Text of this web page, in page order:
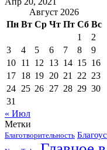
Август 2026
Пн Вт Ср Чт Пт Сб Вс
1
2
3
4 5 6 7 8
9
10 11 12 13 14 15 16
17 18 19 20 21 22 23
24 25 26 27 28 29 30
31
« Июл
Метки
Благотворительность